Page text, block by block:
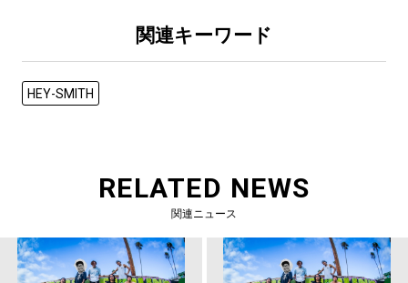
関連キーワード
HEY-SMITH
RELATED NEWS
関連ニュース